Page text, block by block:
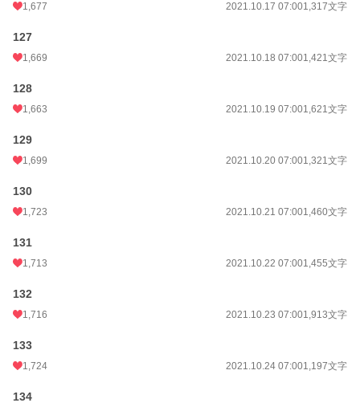
1,677 2021.10.17 07:001,317文字
127
1,669 2021.10.18 07:001,421文字
128
1,663 2021.10.19 07:001,621文字
129
1,699 2021.10.20 07:001,321文字
130
1,723 2021.10.21 07:001,460文字
131
1,713 2021.10.22 07:001,455文字
132
1,716 2021.10.23 07:001,913文字
133
1,724 2021.10.24 07:001,197文字
134